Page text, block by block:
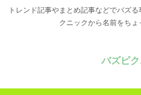
トレンド記事やまとめ記事などでバズ
クニックから名前をち
バズピ